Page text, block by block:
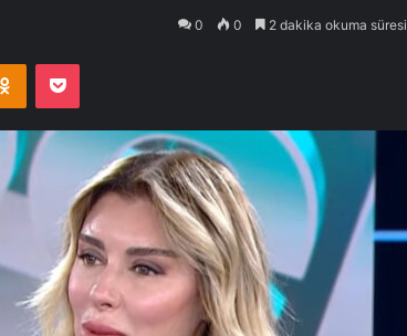
0 0 2 dakika okuma süresi
Odnoklassniki
Pocket